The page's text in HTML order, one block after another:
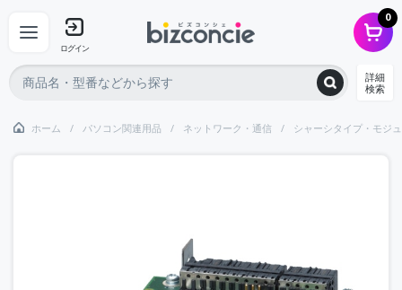
ログイン
0
詳細
検索
ホーム パソコン関連用品 ネットワーク・通信 シャーシタイプ・モジ